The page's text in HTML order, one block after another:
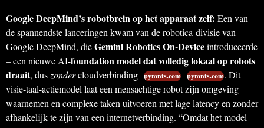
Google DeepMind’s robotbrein op het apparaat zelf: Een van
de spannendste lanceringen kwam van de robotica-divisie van
Google DeepMind, dieGemini Robotics On-Deviceintroduceerde
– een nieuwe AI-foundation model dat volledig lokaal op robots
draait, dus zondercloudverbinding pymnts.com pymnts.com. Dit
visie-taal-actiemodel laat een mensachtige robot zijn omgeving
waarnemen en complexe taken uitvoeren met lage latency en zonder
afhankelijk te zijn van een internetverbinding. “Omdat het model